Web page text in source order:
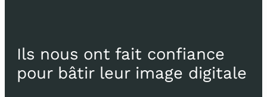
Ils nous ont fait confiance
pour bâtir leur image digitale